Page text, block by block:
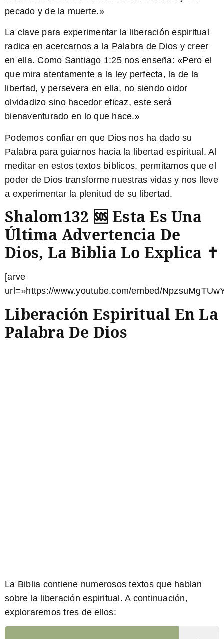
pecado y de la muerte.»
La clave para experimentar la liberación espiritual
radica en acercarnos a la Palabra de Dios y creer
en ella. Como Santiago 1:25nos enseña: «Pero el
que mira atentamente a la ley perfecta, la de la
libertad, y persevera en ella, no siendo oidor
olvidadizo sino hacedor eficaz, este será
bienaventurado en lo que hace.»
Podemos confiar en que Dios nos ha dado su
Palabra para guiarnos hacia la libertad espiritual. Al
meditar en estos textos bíblicos, permitamos que el
poder de Dios transforme nuestras vidas y nos lleve
a experimentar la plenitud de su libertad.
Shalom132 🆘 Esta Es Una
Última Advertencia De
Dios, La Biblia Lo Explica ✝️
[arve
url=»https://www.youtube.com/embed/
Liberación Espiritual En La
Palabra De Dios
La Biblia contiene numerosos textos que hablan
sobre la liberación espiritual. A continuación,
exploraremos tres de ellos: